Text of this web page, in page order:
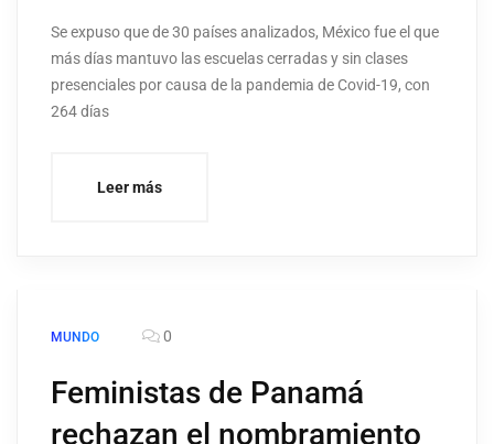
Se expuso que de 30 países analizados, México fue el que
más días mantuvo las escuelas cerradas y sin clases
presenciales por causa de la pandemia de Covid-19, con
264 días
Leer más
MUNDO 0
Feministas de Panamá
rechazan el nombramiento